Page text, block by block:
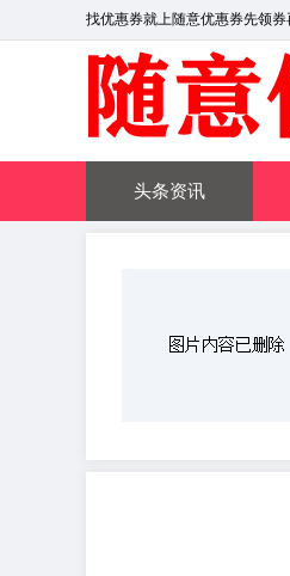
找优惠券就上随意优惠券先领券
头条资讯